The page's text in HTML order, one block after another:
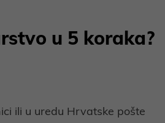
u 5 koraka?
ili u uredu Hrvatske pošte